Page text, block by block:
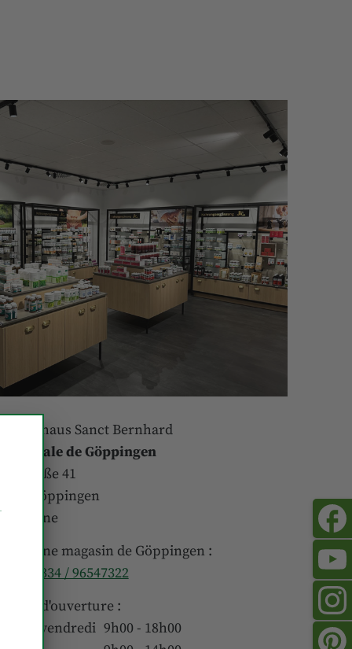
Kräuterhaus Sanct Bernhard
Succursale de Göppingen
Poststraße 41
73033 Göppingen
Allemagne
Téléphone magasin de Göppingen :
+49 (0)7334 / 96547322
Heures d'ouverture :
Lundi - vendredi 9h00 - 18h00